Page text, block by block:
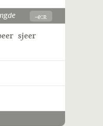
-eːʀ
sjeer